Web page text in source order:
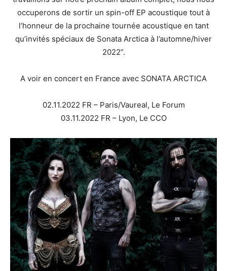
occuperons de sortir un spin-off EP acoustique tout à
l’honneur de la prochaine tournée acoustique en tant
qu’invités spéciaux de Sonata Arctica à l’automne/hiver
2022”.
A voir en concert en France avec SONATA ARCTICA
02.11.2022 FR – Paris/Vaureal, Le Forum
03.11.2022 FR – Lyon, Le CCO